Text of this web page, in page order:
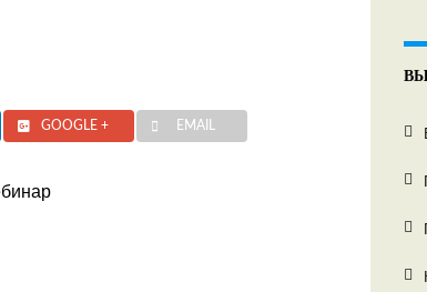
GOOGLE + EMAIL